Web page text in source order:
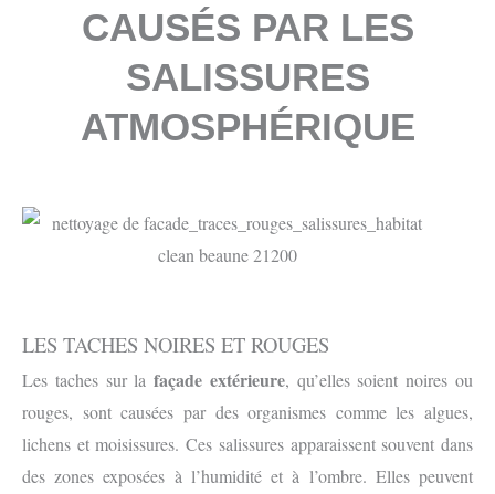
CAUSÉS PAR LES
SALISSURES
ATMOSPHÉRIQUE
LES TACHES NOIRES ET ROUGES
Les taches sur lafaçade extérieure, qu’elles soient noires ou
rouges, sont causées par des organismes comme les algues,
lichens et moisissures. Ces salissures apparaissent souvent dans
des zones exposées à l’humidité et à l’ombre. Elles peuvent